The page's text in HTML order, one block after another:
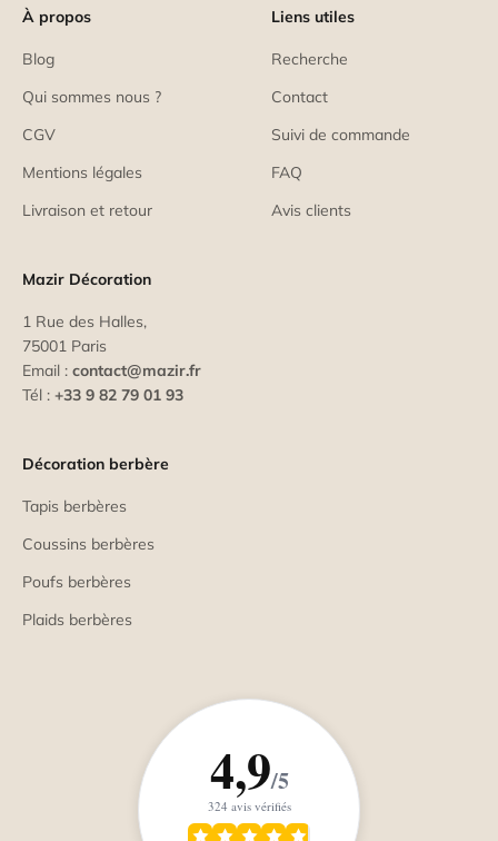
À propos
Blog
Qui sommes nous ?
CGV
Mentions légales
Livraison et retour
Liens utiles
Recherche
Contact
Suivi de commande
FAQ
Avis clients
Mazir Décoration
1 Rue des Halles,
75001 Paris
Email : contact@mazir.fr
Tél : +33 9 82 79 01 93
Décoration berbère
Tapis berbères
Coussins berbères
Poufs berbères
Plaids berbères
4,9/5
324 avis vérifiés